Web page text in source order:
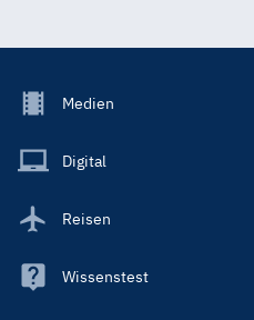
Footer
Main
Medien
Digital
Reisen
Wissenstest